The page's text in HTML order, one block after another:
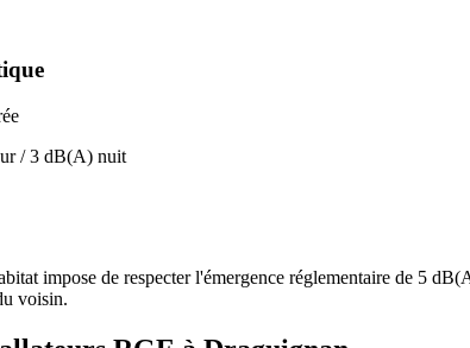
/3 dB(A) nuit
impose de respecter l'émergence réglementaire de 5
voisin.